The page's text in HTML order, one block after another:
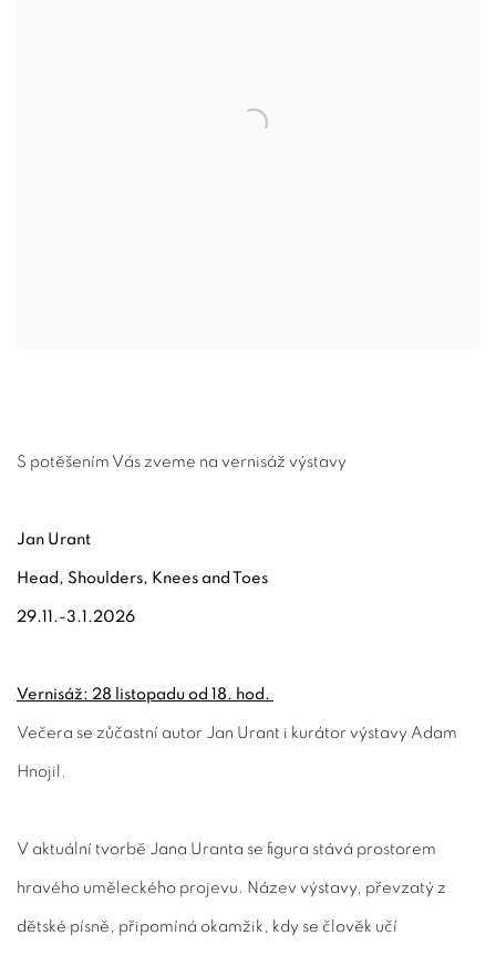
S potěšením Vás zveme na vernisáž výstavy
Jan Urant
Head, Shoulders, Knees and Toes
29.11.-3.1.2026
Vernisáž: 28 listopadu od 18. hod.
Večera se zůčastní autor Jan Urant i kurátor výstavy Adam
Hnojil.
V aktuální tvorbě Jana Uranta se figura stává prostorem
hravého uměleckého projevu. Název výstavy, převzatý z
dětské písně, připomíná okamžik, kdy se člověk učí